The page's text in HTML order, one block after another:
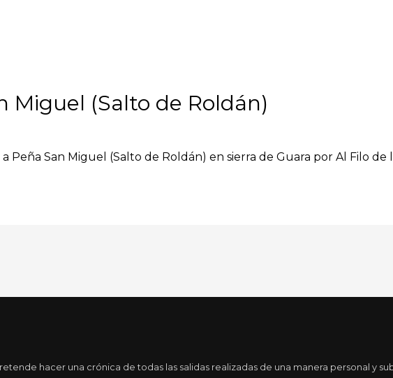
Miguel (Salto de Roldán)
Peña San Miguel (Salto de Roldán) en sierra de Guara por Al Filo
hacer una crónica de todas las salidas realizadas de una manera personal y